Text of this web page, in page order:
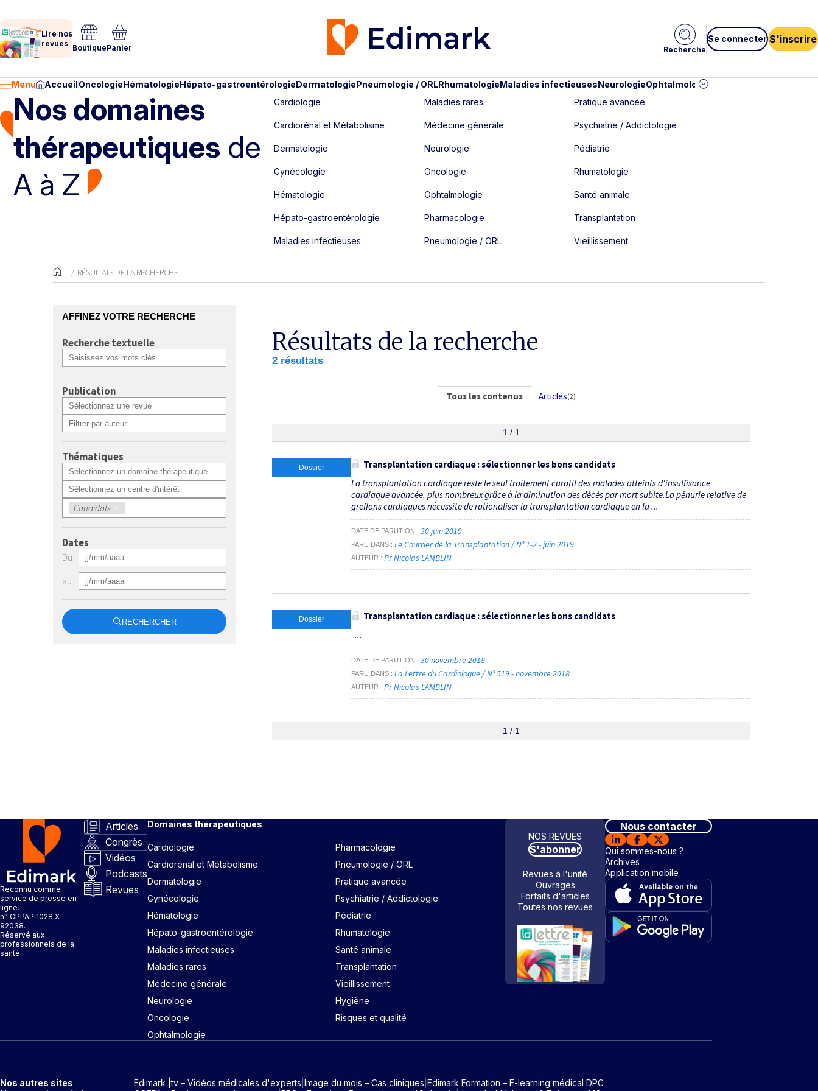
Lire nos
revues BoutiquePanier Recherche
Se connecter S'inscrire
Menu AccueilOncologieHématologieHépato-gastroentérologieDermatologiePneumologie / ORLRhumatologieMaladies infectieusesNeurologieOphtalmologie
Nos domaines
thérapeutiques de
A à Z
Cardiologie
Cardiorénal et Métabolisme
Dermatologie
Gynécologie
Hématologie
Hépato-gastroentérologie
Maladies infectieuses
Maladies rares
Médecine générale
Neurologie
Oncologie
Ophtalmologie
Pharmacologie
Pneumologie / ORL
Pratique avancée
Psychiatrie / Addictologie
Pédiatrie
Rhumatologie
Santé animale
Transplantation
Vieillissement
RÉSULTATS DE LA RECHERCHE
AFFINEZ VOTRE RECHERCHE
Recherche textuelle
Publication
Thématiques
Candidats ×
Dates
Du
au
RECHERCHER
Résultats de la recherche
2 résultats
Tous les contenus Articles(2)
1 / 1
Dossier
Transplantation cardiaque : sélectionner les bons candidats
La transplantation cardiaque reste le seul traitement curatif des malades atteints d'insuffisance
cardiaque avancée, plus nombreux grâce à la diminution des décès par mort subite.La pénurie relative de
greffons cardiaques nécessite de rationaliser la transplantation cardiaque en la ...
DATE DE PARUTION 30 juin 2019
PARU DANS Le Courrier de la Transplantation / N° 1-2 - juin 2019
AUTEUR Pr Nicolas LAMBLIN
Dossier
Transplantation cardiaque : sélectionner les bons candidats
...
DATE DE PARUTION 30 novembre 2018
PARU DANS La Lettre du Cardiologue / N° 519 - novembre 2018
AUTEUR Pr Nicolas LAMBLIN
1 / 1
Reconnu comme
service de presse en
ligne.
n° CPPAP 1028 X
92038.
Réservé aux
professionnels de la
santé.
Articles
Congrès
Vidéos
Podcasts
Revues
Domaines thérapeutiques
Cardiologie
Cardiorénal et Métabolisme
Dermatologie
Gynécologie
Hématologie
Hépato-gastroentérologie
Maladies infectieuses
Maladies rares
Médecine générale
Neurologie
Oncologie
Ophtalmologie
Pharmacologie
Pneumologie / ORL
Pratique avancée
Psychiatrie / Addictologie
Pédiatrie
Rhumatologie
Santé animale
Transplantation
Vieillissement
Hygiène
Risques et qualité
NOS REVUES
S'abonner
Revues à l'unité
Ouvrages
Forfaits d'articles
Toutes nos revues
Nous contacter
Qui sommes-nous ?
Archives
Application mobile
Nos autres sites Edimark |tv – Vidéos médicales d'experts Image du mois – Cas cliniques Edimark Formation – E-learning médical DPC